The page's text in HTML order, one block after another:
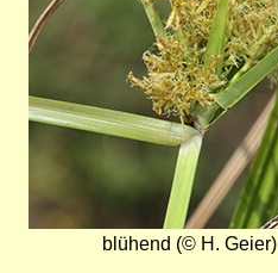
blühend (© H. Geier)